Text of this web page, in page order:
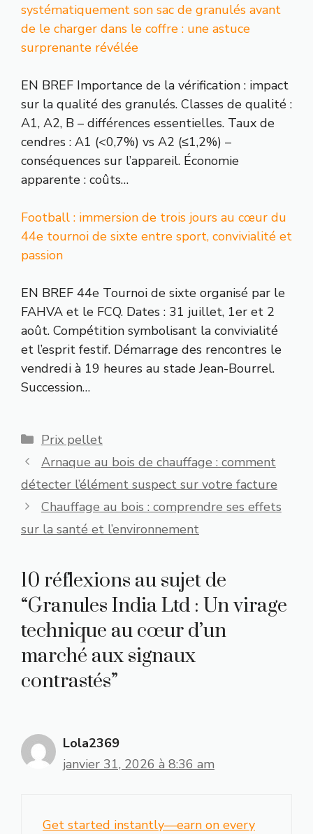
systématiquement son sac de granulés avant
de le charger dans le coffre : une astuce
surprenante révélée
EN BREF Importance de la vérification : impact
sur la qualité des granulés. Classes de qualité :
A1, A2, B – différences essentielles. Taux de
cendres : A1 (<0,7%) vs A2 (≤1,2%) –
conséquences sur l’appareil. Économie
apparente : coûts…
Football : immersion de trois jours au cœur du
44e tournoi de sixte entre sport, convivialité et
passion
EN BREF 44e Tournoi de sixte organisé par le
FAHVA et le FCQ. Dates : 31 juillet, 1er et 2
août. Compétition symbolisant la convivialité
et l’esprit festif. Démarrage des rencontres le
vendredi à 19 heures au stade Jean-Bourrel.
Succession…
Catégories
Prix pellet
Arnaque au bois de chauffage : comment
détecter l’élément suspect sur votre facture
Chauffage au bois : comprendre ses effets
sur la santé et l’environnement
10 réflexions au sujet de
“Granules India Ltd : Un virage
technique au cœur d’un
marché aux signaux
contrastés”
Lola2369
janvier 31, 2026 à 8:36 am
Get started instantly—earn on every